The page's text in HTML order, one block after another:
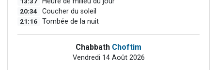
20:34 Coucher du soleil
21:16 Tombée de la nuit
Chabbath Choftim
Vendredi 14 Août 2026